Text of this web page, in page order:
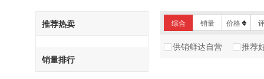
推荐热卖
销量排行
综合 销量 价格
供销鲜达自营 推荐